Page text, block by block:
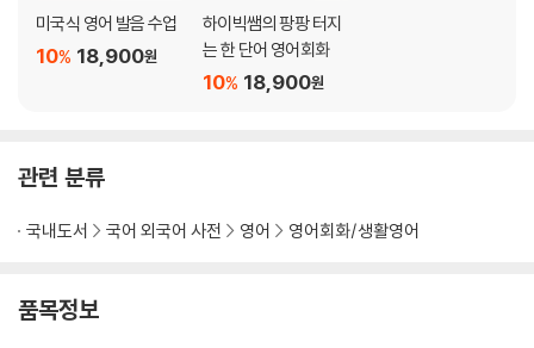
무 적 소리블록 09_ I’m going to
미래에 할 일을 말할 때 사용하는 표현
I’m going to visit my grandparents this weekend.
함께 무언가를 하자고 제안할 때 사용하는 표현
상대방에게 무언가를 제안할 때 사용하는 표현
미국식 영어 발음 수업
18,900원
10%
하이빅쌤의 팡팡 터지
는 한 단어 영어회화
18,900원
10%
관련 분류
국내도서 국어 외국어 사전 영어 영어회화/생활영어
품목정보